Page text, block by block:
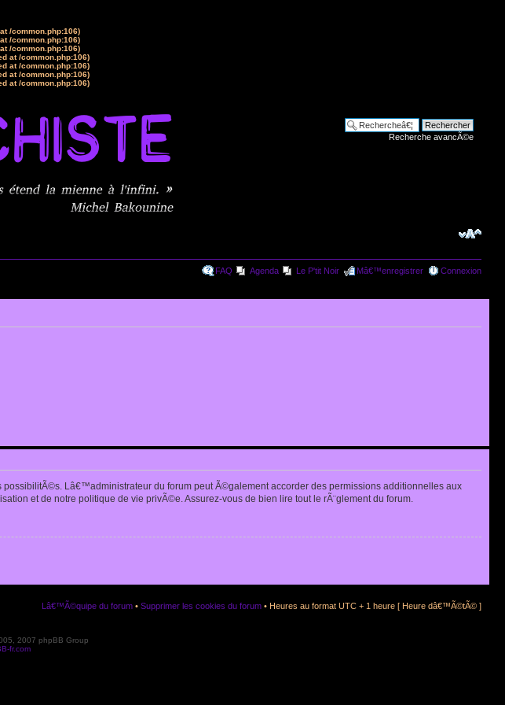
/common.php:106)
/common.php:106)
/common.php:106)
at /common.php:106)
at /common.php:106)
at /common.php:106)
at /common.php:106)
Recherche avancÃ©e
FAQ Agenda Le P'tit Noir Mâ€™enregistrer Connexion
Lâ€™administrateur du forum peut Ã©galement accorder des permissions additionnelles aux
et de notre politique de vie privÃ©e. Assurez-vous de bien lire tout le rÃ¨glement du forum.
Lâ€™Ã©quipe du forum • Supprimer les cookies du forum • Heures au format UTC + 1 heure [ Heure dâ€™Ã©tÃ© ]
2007 phpBB Group
fr.com